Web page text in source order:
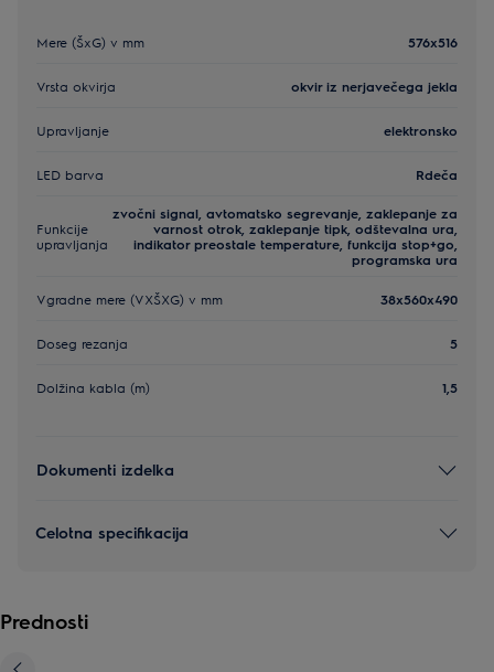
Mere (ŠxG) v mm 576x516
Vrsta okvirja okvir iz nerjavečega jekla
Upravljanje elektronsko
LED barva Rdeča
Funkcije
upravljanja
zvočni signal, avtomatsko segrevanje, zaklepanje za
varnost otrok, zaklepanje tipk, odštevalna ura,
indikator preostale temperature, funkcija stop+go,
programska ura
Vgradne mere (VXŠXG) v mm 38x560x490
Doseg rezanja 5
Dolžina kabla (m) 1,5
Dokumenti izdelka
Celotna specifikacija
Prednosti